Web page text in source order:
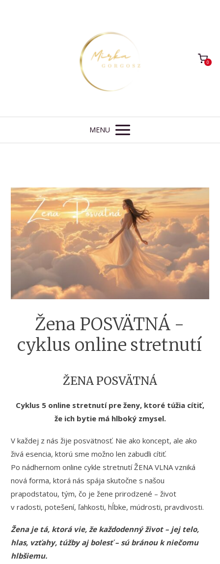
0
MENU
Žena POSVÄTNÁ -
cyklus online stretnutí
ŽENA POSVÄTNÁ
Cyklus 5 online stretnutí pre ženy, ktoré túžia cítiť,
že ich bytie má hlboký zmysel.
V každej z nás žije posvätnosť. Nie ako koncept, ale ako
živá esencia, ktorú sme možno len zabudli cítiť.
Po nádhernom online cykle stretnutí ŽENA VLNA vzniká
nová forma, ktorá nás spája skutočne s našou
prapodstatou, tým, čo je žene prirodzené – život
v radosti, potešení, ľahkosti, hĺbke, múdrosti, pravdivosti.
Žena je tá, ktorá vie, že každodenný život – jej telo,
hlas, vzťahy, túžby aj bolesť – sú bránou k niečomu
hlbšiemu.